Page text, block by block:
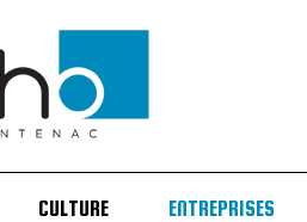
CULTURE ENTREPRISES